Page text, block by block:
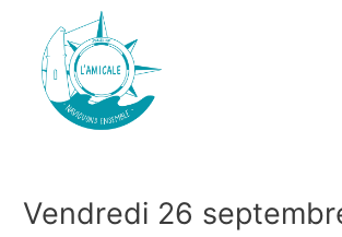
Vendredi 26